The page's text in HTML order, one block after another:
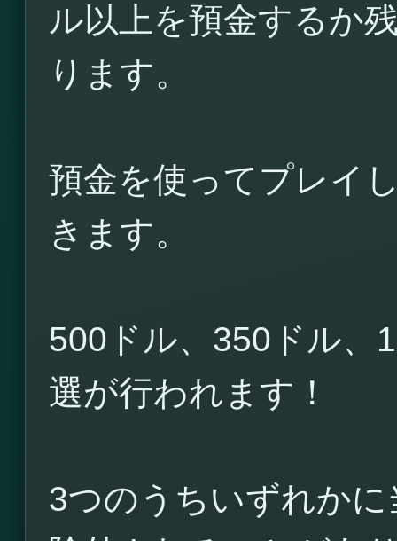
ル以上を預金するか
ります。
預金を使ってプレイ
きます。
500ドル、350ドル、
選が行われます！
3つのうちいずれか